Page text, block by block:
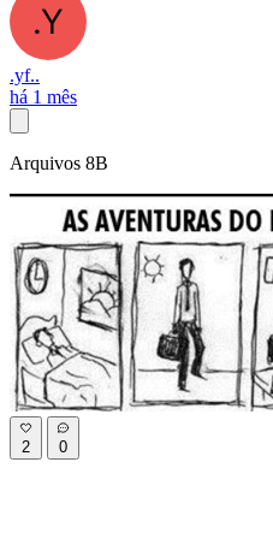
.yf..
há 1 mês
Arquivos 8B
2 0